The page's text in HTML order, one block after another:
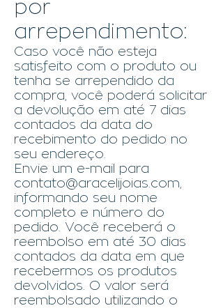
por
arrependimento:
Caso você não esteja
satisfeito com o produto ou
tenha se arrependido da
compra, você poderá solicitar
a devolução em até 7 dias
contados da data do
recebimento do pedido no
seu endereço.
Envie um e-mail para
contato@aracelijoias.com
informando seu nome
completo e número do
pedido. Você receberá o
reembolso em até 30 dias
contados da data em que
recebermos os produtos
devolvidos. O valor será
reembolsado utilizando o